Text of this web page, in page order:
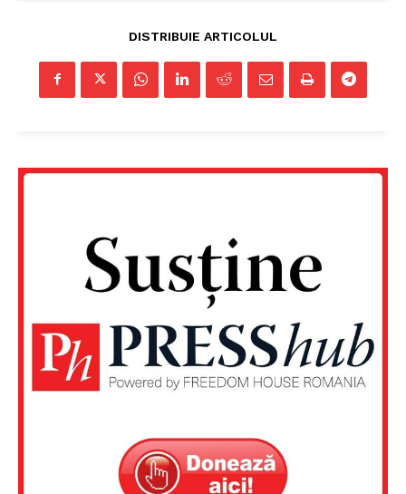
DISTRIBUIE ARTICOLUL